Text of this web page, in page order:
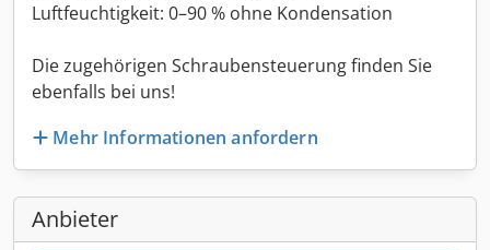
Luftfeuchtigkeit: 0–90 % ohne Kondensation
Die zugehörigen Schraubensteuerung finden Sie
ebenfalls bei uns!
Mehr Informationen anfordern
Anbieter